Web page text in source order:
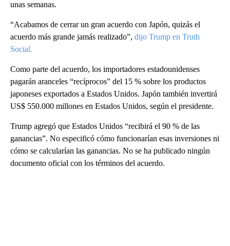
unas semanas.
“Acabamos de cerrar un gran acuerdo con Japón, quizás el
acuerdo más grande jamás realizado”, dijo Trump en Truth
Social.
Como parte del acuerdo, los importadores estadounidenses
pagarán aranceles “recíprocos” del 15 % sobre los productos
japoneses exportados a Estados Unidos. Japón también invertirá
US$ 550.000 millones en Estados Unidos, según el presidente.
Trump agregó que Estados Unidos “recibirá el 90 % de las
ganancias”. No especificó cómo funcionarían esas inversiones ni
cómo se calcularían las ganancias. No se ha publicado ningún
documento oficial con los términos del acuerdo.